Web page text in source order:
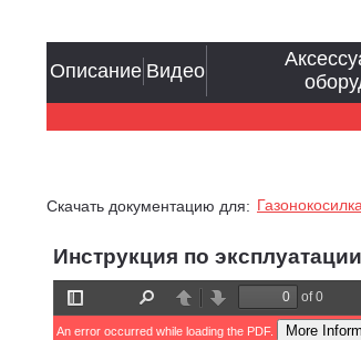
Скачать документацию для:
Инструкция по эксплуатации
Toggle
Sidebar
PreviousNext
of 0
An error occurred while loading the PDF. More
Описание Видео